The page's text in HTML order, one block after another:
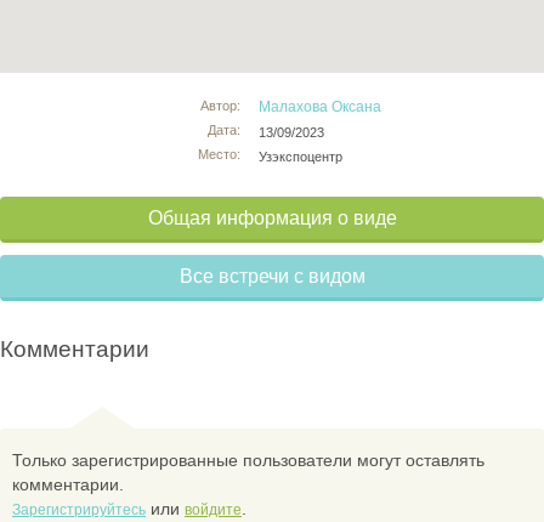
Автор:
Дата:
Место:
Малахова Оксана
13/09/2023
Узэкспоцентр
Общая информация о виде
Все встречи с видом
Комментарии
Только зарегистрированные пользователи могут оставлять
комментарии.
Зарегистрируйтесь или войдите